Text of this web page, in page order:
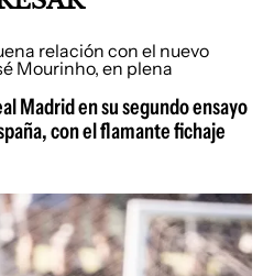
Madrid en su segundo ensayo
con el flamante fichaje